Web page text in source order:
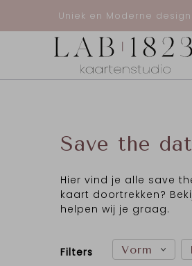
Uniek en Moderne
Save the
Hier vind je alle save
kaart doortrekken?
helpen wij je graag.
Filters Vorm